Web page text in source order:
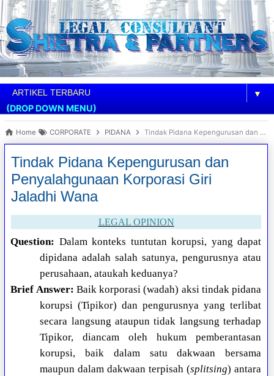
▼
(DROP DOWN MENU)
Home CORPORATE PIDANA Tindak Pidana Kepengurusan dan Penyalahgunaan Korporasi Giri Jaladhi Wana
Tindak Pidana Kepengurusan dan
Penyalahgunaan Korporasi Giri
Jaladhi Wana
LEGAL OPINION
Question: Dalam konteks tuntutan korupsi, yang dapat
dipidana adalah salah satunya, pengurusnya atau
perusahaan, ataukah keduanya?
Brief Answer: Baik korporasi (wadah) aksi tindak pidana
korupsi (Tipikor) dan pengurusnya yang terlibat
secara langsung ataupun tidak langsung terhadap
Tipikor, diancam oleh hukum pemberantasan
korupsi, baik dalam satu dakwaan bersama
maupun dalam dakwaan terpisah (splitsing) antara